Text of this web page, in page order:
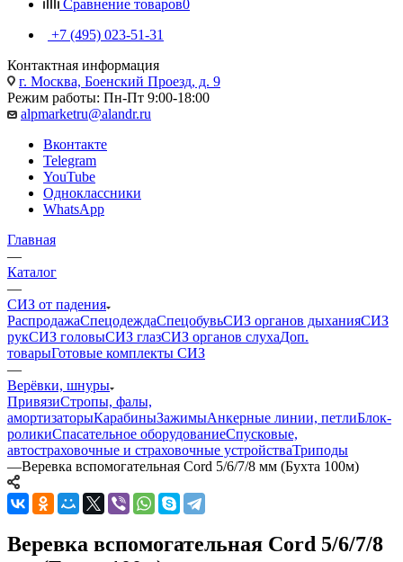
Сравнение товаров0
+7 (495) 023-51-31
Контактная информация
г. Москва, Боенский Проезд, д. 9
Режим работы: Пн-Пт 9:00-18:00
alpmarketru@alandr.ru
Вконтакте
Telegram
YouTube
Одноклассники
WhatsApp
Главная
—
Каталог
—
СИЗ от падения
РаспродажаСпецодеждаСпецобувьСИЗ органов дыханияСИЗ
рукСИЗ головыСИЗ глазСИЗ органов слухаДоп.
товарыГотовые комплекты СИЗ
—
Верёвки, шнуры
ПривязиСтропы, фалы,
амортизаторыКарабиныЗажимыАнкерные линии, петлиБлок-
роликиСпасательное оборудованиеСпусковые,
автостраховочные и страховочные устройстваТриподы
—Веревка вспомогательная Cord 5/6/7/8 мм (Бухта 100м)
Веревка вспомогательная Cord 5/6/7/8